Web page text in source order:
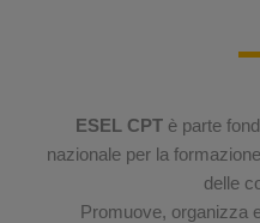
ESEL CPTè parte
nazionale per la
delle
Promuove, organizza